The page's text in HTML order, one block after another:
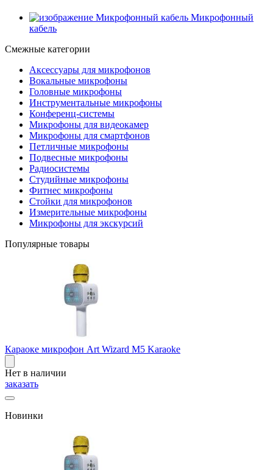
Микрофонный
кабель
Смежные категории
Аксессуары для микрофонов
Вокальные микрофоны
Головные микрофоны
Инструментальные микрофоны
Конференц-системы
Микрофоны для видеокамер
Микрофоны для смартфонов
Петличные микрофоны
Подвесные микрофоны
Радиосистемы
Студийные микрофоны
Фитнес микрофоны
Стойки для микрофонов
Измерительные микрофоны
Микрофоны для экскурсий
Популярные товары
Караоке микрофон Art Wizard M5 Karaoke
Нет в наличии
заказать
Новинки